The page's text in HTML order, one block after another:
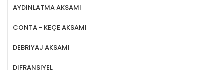
AYDINLATMA AKSAMI
CONTA - KEÇE AKSAMI
DEBRIYAJ AKSAMI
DIFRANSIYEL